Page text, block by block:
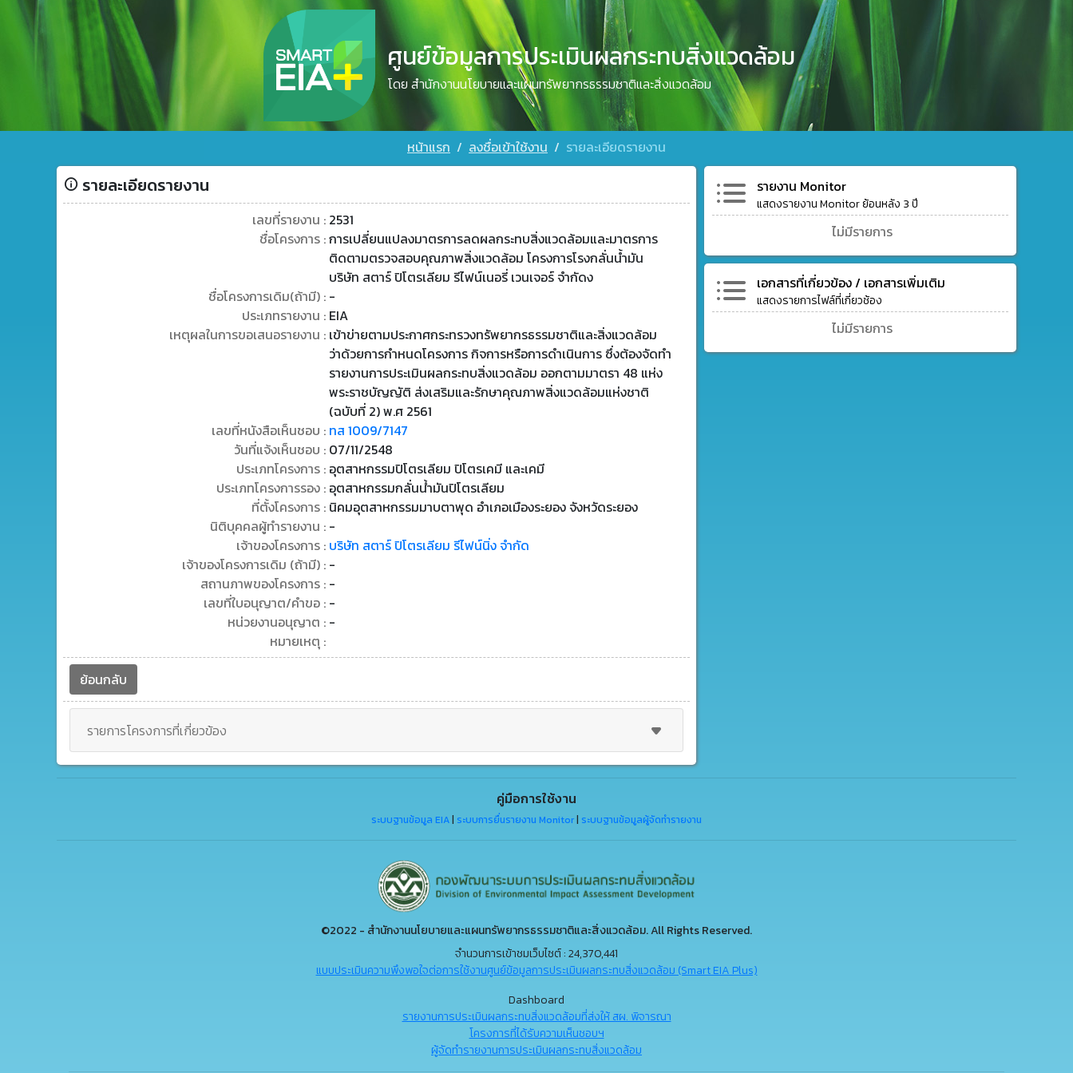
ศูนย์ข้อมูลการประเมินผลกระทบสิ่งแวดล้อม
โดย สำนักงานนโยบายและแผนทรัพยากรธรรมชาติและสิ่งแวดล้อม
หน้าแรก ลงชื่อเข้าใช้งาน รายละเอียดรายงาน
รายละเอียดรายงาน
เลขที่รายงาน : 2531
ชื่อโครงการ :การเปลี่ยนแปลงมาตรการลดผลกระทบสิ่งแวดล้อมและมาตรการ
ติดตามตรวจสอบคุณภาพสิ่งแวดล้อม โครงการโรงกลั่นน้ำมัน
บริษัท สตาร์ ปิโตรเลียม รีไฟน์เนอรี่ เวนเจอร์ จำกัดง
ชื่อโครงการเดิม(ถ้ามี) : -
ประเภทรายงาน : EIA
เหตุผลในการขอเสนอรายงาน : เข้าข่ายตามประกาศกระทรวงทรัพยากรธรรมชาติและสิ่งแวดล้อม
ว่าด้วยการกำหนดโครงการ กิจการหรือการดำเนินการ ซึ่งต้องจัดทำ
รายงานการประเมินผลกระทบสิ่งแวดล้อม ออกตามมาตรา 48 แห่ง
พระราชบัญญัติ ส่งเสริมและรักษาคุณภาพสิ่งแวดล้อมแห่งชาติ
(ฉบับที่ 2) พ.ศ 2561
เลขที่หนังสือเห็นชอบ : ทส 1009/7147
วันที่แจ้งเห็นชอบ : 07/11/2548
ประเภทโครงการ : อุตสาหกรรมปิโตรเลียม ปิโตรเคมี และเคมี
ประเภทโครงการรอง : อุตสาหกรรมกลั่นน้ํามันปิโตรเลียม
ที่ตั้งโครงการ : นิคมอุตสาหกรรมมาบตาพุด อำเภอเมืองระยอง จังหวัดระยอง
นิติบุคคลผู้ทำรายงาน : -
เจ้าของโครงการ : บริษัท สตาร์ ปิโตรเลียม รีไฟน์นิ่ง จำกัด
เจ้าของโครงการเดิม (ถ้ามี) : -
สถานภาพของโครงการ : -
เลขที่ใบอนุญาต/คำขอ : -
หน่วยงานอนุญาต : -
หมายเหตุ :
ย้อนกลับ
รายการโครงการที่เกี่ยวข้อง
รายงาน Monitor
แสดงรายงาน Monitor ย้อนหลัง 3 ปี
ไม่มีรายการ
เอกสารที่เกี่ยวข้อง / เอกสารเพิ่มเติม
แสดงรายการไฟล์ที่เกี่ยวช้อง
ไม่มีรายการ
คู่มือการใช้งาน
ระบบฐานข้อมูล EIA ระบบการยื่นรายงาน Monitor ระบบฐานข้อมูลผู้จัดทำรายงาน
©2022 - สำนักงานนโยบายและแผนทรัพยากรธรรมชาติและสิ่งแวดล้อม. All Rights Reserved.
จำนวนการเข้าชมเว็บไซต์ : 24,370,441
แบบประเมินความพึงพอใจต่อการใช้งานศูนย์ข้อมูลการประเมินผลกระทบสิ่งแวดล้อม (Smart EIA Plus)
Dashboard
รายงานการประเมินผลกระทบสิ่งแวดล้อมที่ส่งให้ สผ. พิจารณา
โครงการที่ได้รับความเห็นชอบฯ
ผู้จัดทำรายงานการประเมินผลกระทบสิ่งแวดล้อม